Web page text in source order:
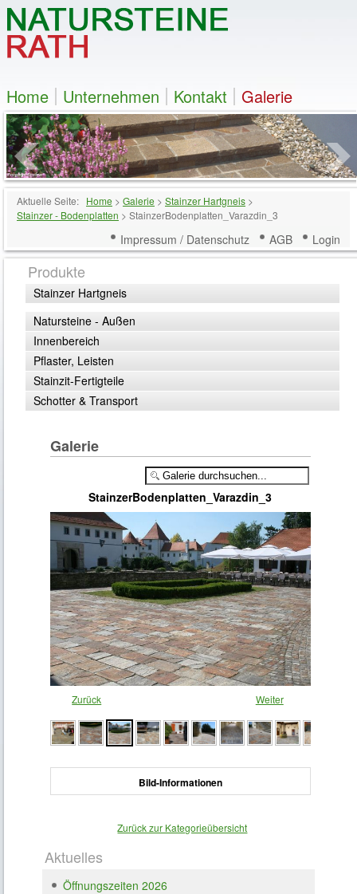
Home Unternehmen Kontakt Galerie
Aktuelle Seite: Home > Galerie > Stainzer Hartgneis >
Stainzer - Bodenplatten > StainzerBodenplatten_Varazdin_3
Impressum / Datenschutz AGB Login
Produkte
Stainzer Hartgneis
Natursteine - Außen
Innenbereich
Pflaster, Leisten
Stainzit-Fertigteile
Schotter & Transport
Galerie
StainzerBodenplatten_Varazdin_3
Zurück Weiter
Bild-Informationen
Zurück zur Kategorieübersicht
Aktuelles
Öffnungszeiten 2026